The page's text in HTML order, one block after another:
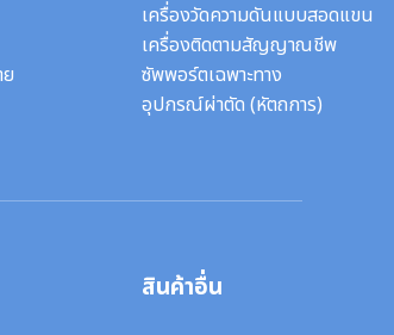
เครื่องวัดความดันแบบสอดแขน
เครื่องติดตามสัญญาณชีพ
ซัพพอร์ตเฉพาะทาง
อุปกรณ์ผ่าตัด (หัตถการ)
สินค้าอื่น